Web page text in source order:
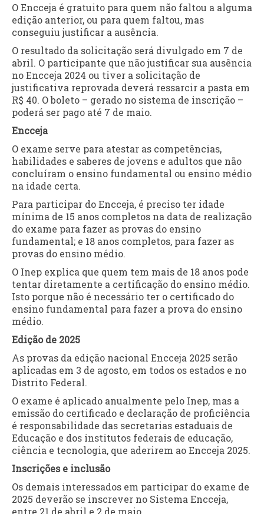
O Encceja é gratuito para quem não faltou a alguma
edição anterior, ou para quem faltou, mas
conseguiu justificar a ausência.
O resultado da solicitação será divulgado em 7 de
abril. O participante que não justificar sua ausência
no Encceja 2024 ou tiver a solicitação de
justificativa reprovada deverá ressarcir a pasta em
R$ 40. O boleto – gerado no sistema de inscrição –
poderá ser pago até 7 de maio.
Encceja
O exame serve para atestar as competências,
habilidades e saberes de jovens e adultos que não
concluíram o ensino fundamental ou ensino médio
na idade certa.
Para participar do Encceja, é preciso ter idade
mínima de 15 anos completos na data de realização
do exame para fazer as provas do ensino
fundamental; e 18 anos completos, para fazer as
provas do ensino médio.
O Inep explica que quem tem mais de 18 anos pode
tentar diretamente a certificação do ensino médio.
Isto porque não é necessário ter o certificado do
ensino fundamental para fazer a prova do ensino
médio.
Edição de 2025
As provas da edição nacional Encceja 2025 serão
aplicadas em 3 de agosto, em todos os estados e no
Distrito Federal.
O exame é aplicado anualmente pelo Inep, mas a
emissão do certificado e declaração de proficiência
é responsabilidade das secretarias estaduais de
Educação e dos institutos federais de educação,
ciência e tecnologia, que aderirem ao Encceja 2025.
Inscrições e inclusão
Os demais interessados em participar do exame de
2025 deverão se inscrever no Sistema Encceja,
entre 21 de abril e 2 de maio.